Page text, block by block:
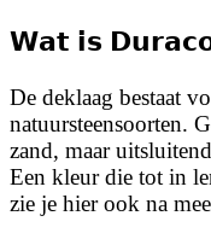
𝗪𝗮𝘁 𝗶𝘀
De deklaag bestaat
natuursteensoorten.
zand, maar
Een kleur die tot in
zie je hier ook na